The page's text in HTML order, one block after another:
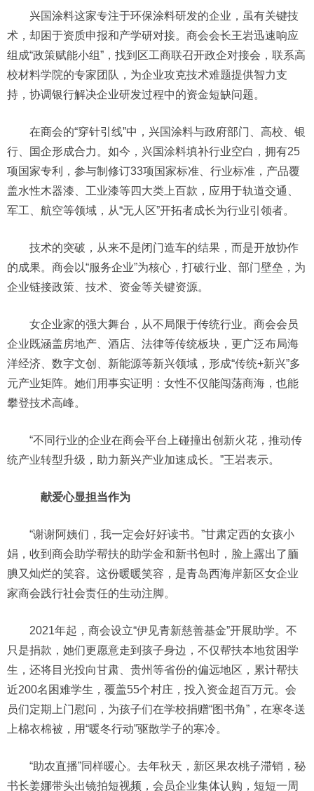
兴国涂料这家专注于环保涂料研发的企业，虽有关键技
术，却困于资质申报和产学研对接。商会会长王岩迅速响应
组成“政策赋能小组”，找到区工商联召开政企对接会，联系高
校材料学院的专家团队，为企业攻克技术难题提供智力支
持，协调银行解决企业研发过程中的资金短缺问题。
在商会的“穿针引线”中，兴国涂料与政府部门、高校、银
行、国企形成合力。如今，兴国涂料填补行业空白，拥有25
项国家专利，参与制修订33项国家标准、行业标准，产品覆
盖水性木器漆、工业漆等四大类上百款，应用于轨道交通、
军工、航空等领域，从“无人区”开拓者成长为行业引领者。
技术的突破，从来不是闭门造车的结果，而是开放协作
的成果。商会以“服务企业”为核心，打破行业、部门壁垒，为
企业链接政策、技术、资金等关键资源。
女企业家的强大舞台，从不局限于传统行业。商会会员
企业既涵盖房地产、酒店、法律等传统板块，更广泛布局海
洋经济、数字文创、新能源等新兴领域，形成“传统+新兴”多
元产业矩阵。她们用事实证明：女性不仅能闯荡商海，也能
攀登技术高峰。
“不同行业的企业在商会平台上碰撞出创新火花，推动传
统产业转型升级，助力新兴产业加速成长。”王岩表示。
献爱心显担当作为
“谢谢阿姨们，我一定会好好读书。”甘肃定西的女孩小
娟，收到商会助学帮扶的助学金和新书包时，脸上露出了腼
腆又灿烂的笑容。这份暖暖笑容，是青岛西海岸新区女企业
家商会践行社会责任的生动注脚。
2021年起，商会设立“伊见青新慈善基金”开展助学。不
只是捐款，她们更愿意走到孩子身边，不仅帮扶本地贫困学
生，还将目光投向甘肃、贵州等省份的偏远地区，累计帮扶
近200名困难学生，覆盖55个村庄，投入资金超百万元。会
员们定期上门慰问，为孩子们在学校捐赠“图书角”，在寒冬送
上棉衣棉被，用“暖冬行动”驱散学子的寒冷。
“助农直播”同样暖心。去年秋天，新区果农桃子滞销，秘
书长姜娜带头出镜拍短视频，会员企业集体认购，短短一周